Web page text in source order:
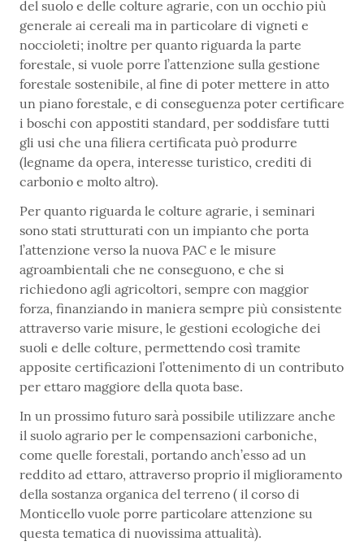
del suolo e delle colture agrarie, con un occhio più
generale ai cereali ma in particolare di vigneti e
noccioleti; inoltre per quanto riguarda la parte
forestale, si vuole porre l’attenzione sulla gestione
forestale sostenibile, al fine di poter mettere in atto
un piano forestale, e di conseguenza poter certificare
i boschi con appostiti standard, per soddisfare tutti
gli usi che una filiera certificata può produrre
(legname da opera, interesse turistico, crediti di
carbonio e molto altro).
Per quanto riguarda le colture agrarie, i seminari
sono stati strutturati con un impianto che porta
l’attenzione verso la nuova PAC e le misure
agroambientali che ne conseguono, e che si
richiedono agli agricoltori, sempre con maggior
forza, finanziando in maniera sempre più consistente
attraverso varie misure, le gestioni ecologiche dei
suoli e delle colture, permettendo così tramite
apposite certificazioni l’ottenimento di un contributo
per ettaro maggiore della quota base.
In un prossimo futuro sarà possibile utilizzare anche
il suolo agrario per le compensazioni carboniche,
come quelle forestali, portando anch’esso ad un
reddito ad ettaro, attraverso proprio il miglioramento
della sostanza organica del terreno ( il corso di
Monticello vuole porre particolare attenzione su
questa tematica di nuovissima attualità).